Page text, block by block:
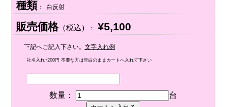
種類 ： 白反射
販売価格（税込） ： ¥5,100
下記へご記入下さい。 文字入れ例
社名入れ+200円 不要な方は空白のままカートへ入れて下さい
数量： 台